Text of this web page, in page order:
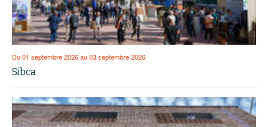
Du 01 septembre 2026 au 03 septembre 2026
Sibca